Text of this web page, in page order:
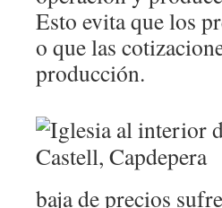
Esto evita que los
o que las
producción.
baja de precios